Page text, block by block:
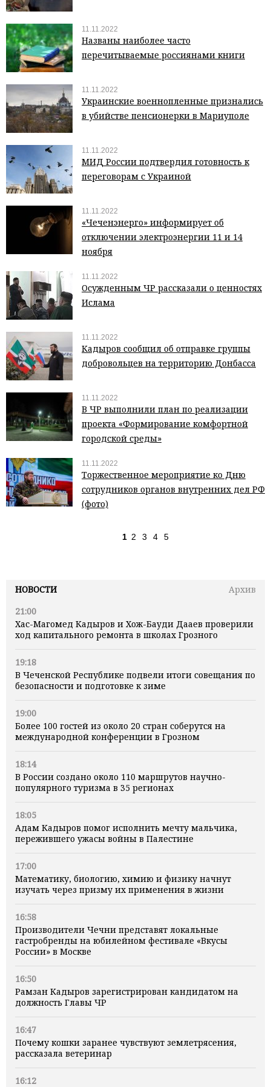
НОВОСТИ
Архив
21:00
Хас-Магомед Кадыров и Хож-Бауди Дааев проверили
ход капитального ремонта в школах Грозного
19:18
В Чеченской Республике подвели итоги совещания по
безопасности и подготовке к зиме
19:00
Более 100 гостей из около 20 стран соберутся на
международной конференции в Грозном
18:14
В России создано около 110 маршрутов научно-
популярного туризма в 35 регионах
18:05
Адам Кадыров помог исполнить мечту мальчика,
пережившего ужасы войны в Палестине
17:00
Математику, биологию, химию и физику начнут
изучать через призму их применения в жизни
16:58
Производители Чечни представят локальные
гастробренды на юбилейном фестивале «Вкусы
России» в Москве
16:50
Рамзан Кадыров зарегистрирован кандидатом на
должность Главы ЧР
16:47
Почему кошки заранее чувствуют землетрясения,
рассказала ветеринар
16:12
11.11.2022
Названы наиболее часто
перечитываемые россиянами книги
11.11.2022
Украинские военнопленные признались
в убийстве пенсионерки в Мариуполе
11.11.2022
МИД России подтвердил готовность к
переговорам с Украиной
11.11.2022
«Чеченэнерго» информирует об
отключении электроэнергии 11 и 14
ноября
11.11.2022
Осужденным ЧР рассказали о ценностях
Ислама
11.11.2022
Кадыров сообщил об отправке группы
добровольцев на территорию Донбасса
11.11.2022
В ЧР выполнили план по реализации
проекта «Формирование комфортной
городской среды»
11.11.2022
Торжественное мероприятие ко Дню
сотрудников органов внутренних дел РФ
(фото)
1 2 3 4 5